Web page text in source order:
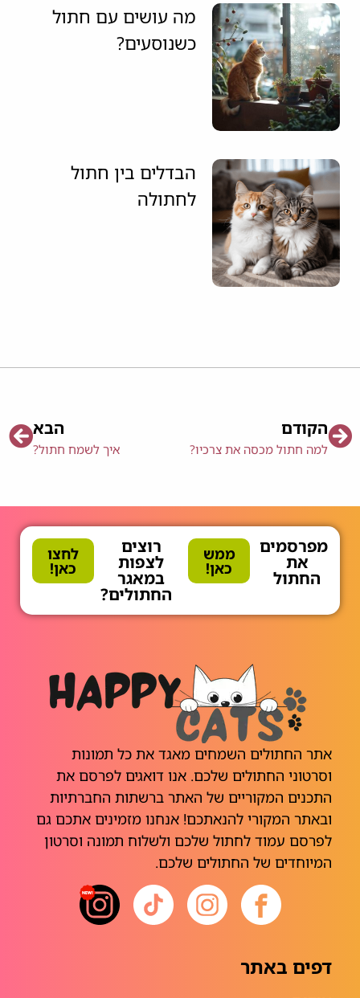
מה עושים עם חתול
כשנוסעים?
הבדלים בין חתול
לחתולה
הקודם
למה חתול מכסה את צרכיו?
הבא
איך לשמח חתול?
מפרסמים
את
החתול
ממש
כאן!
רוצים
לצפות
במאגר
החתולים?
לחצו
כאן!
אתר החתולים השמחים מאגד את כל תמונות
וסרטוני החתולים שלכם. אנו דואגים לפרסם את
התכנים המקוריים של האתר ברשתות החברתיות
ובאתר המקורי להנאתכם! אנחנו מזמינים אתכם גם
לפרסם עמוד לחתול שלכם ולשלוח תמונה וסרטון
המיוחדים של החתולים שלכם.
דפים באתר